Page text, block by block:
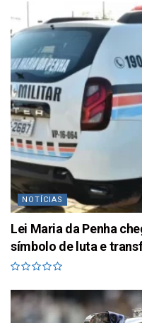
NOTÍCIAS
Lei Maria da Penha
símbolo de luta e